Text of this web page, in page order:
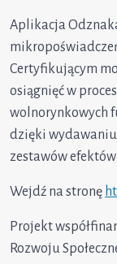
Aplikacja
Certyfikującym
osiągnięć w
wolnorynkowych
dzięki
zestawów
Wejdź na stronę
Projekt
Rozwoju